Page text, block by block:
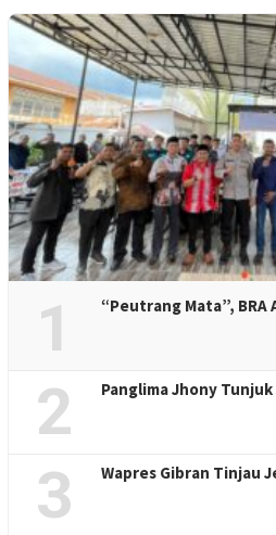
1 “Peutrang Mata”,
2 Panglima Jhony
3 Wapres Gibran Tinjau